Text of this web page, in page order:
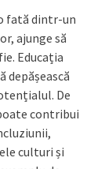
fată dintr-un
ajunge să
Educația
depășească
De
contribui
culturi și